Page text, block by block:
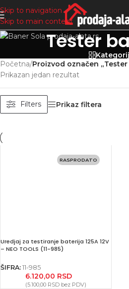
Skip to navigation
Skip to main content
Tester
Početna/Proizvod označen
Prikazan jedan rezultat
Filters Prikaz filtera
RASPRODATO
Uredjaj za testiranje baterija 125A 12V
– NEO TOOLS (11-985)
ŠIFRA: 11-985
6.120,00 RSD
(5.100,00 RSDbez PDV)